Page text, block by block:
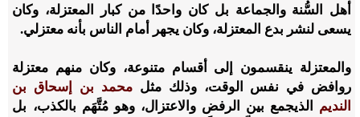
أهل السُّنة والجماعة بل كان واحدًا من كبار المعتزلة، وكان
يسعى لنشر بدع المعتزلة، وكان يجهر أمام الناس بأنه معتزلي.
والمعتزلة ينقسمون إلى أقسام متنوعة، وكان منهم معتزلة
روافض في نفس الوقت، وذلك مثل محمد بن إسحاق بن
النديم
الذيجمع بين الرفض والاعتزال، وهو مُتَّهَم بالكذب، بل